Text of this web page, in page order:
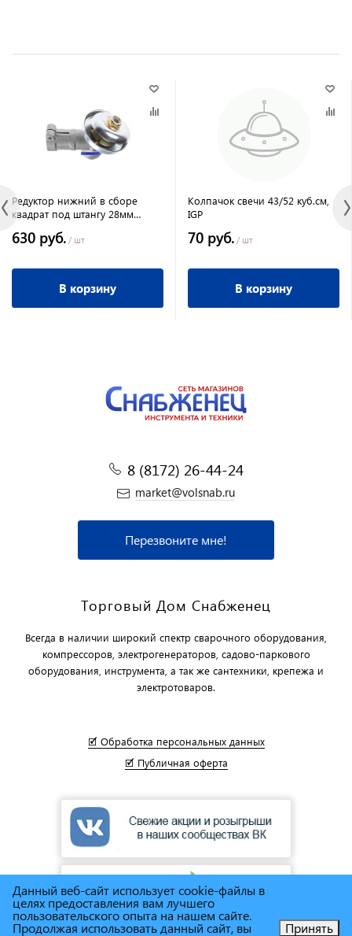
Редуктор нижний в сборе
квадрат под штангу 28мм
630 руб. / шт
В корзину
Колпачок свечи 43/52 куб.см,
IGP
70 руб. / шт
В корзину
8 (8172) 26-44-24
market@volsnab.ru
Перезвоните мне!
Торговый Дом Снабженец
Всегда в наличии широкий спектр сварочного оборудования,
компрессоров, электрогенераторов, садово-паркового
оборудования, инструмента, а так же сантехники, крепежа и
электротоваров.
🗹 Обработка персональных данных
🗹 Публичная оферта
Данный веб-сайт использует cookie-файлы в
целях предоставления вам лучшего
пользовательского опыта на нашем сайте.
Продолжая использовать данный сайт, вы Принять